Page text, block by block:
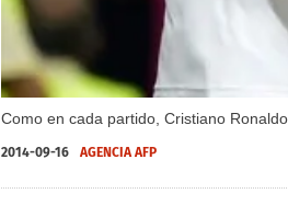
Como en cada partido, Cristiano
2014-09-16 AGENCIA AFP